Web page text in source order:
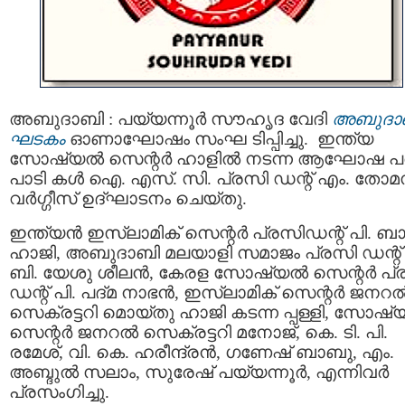
അബുദാബി : പയ്യന്നൂർ സൗഹൃദ വേദി
ഘടകംഓണാഘോഷം സംഘ ടിപ്പിച്ചു. ഇന്ത്യ
സോഷ്യൽ സെന്റർ ഹാളിൽ നടന്ന ആഘോഷ
പാടി കൾ ഐ. എസ്. സി. പ്രസി ഡന്റ് എം.
വർഗ്ഗീസ് ഉദ്‌ഘാടനം ചെയ്തു.
ഇന്ത്യൻ ഇസ്ലാമിക് സെന്റർ പ്രസിഡന്റ് പി.
ഹാജി, അബുദാബി മലയാളി സമാജം പ്രസി ഡന്റ്
ബി. യേശു ശീലൻ, കേരള സോഷ്യൽ സെന്റർ
ഡന്റ് പി. പദ്മ നാഭൻ, ഇസ്ലാമിക് സെന്റർ
സെക്രട്ടറി മൊയ്തു ഹാജി കടന്ന പ്പള്ളി,
സെന്റർ ജനറൽ സെക്രട്ടറി മനോജ്, കെ. ടി. പി.
രമേശ്, വി. കെ. ഹരീന്ദ്രൻ, ഗണേഷ് ബാബു, എം.
അബ്ദുൽ സലാം, സുരേഷ് പയ്യന്നൂർ, എന്നിവർ
പ്രസംഗിച്ചു.